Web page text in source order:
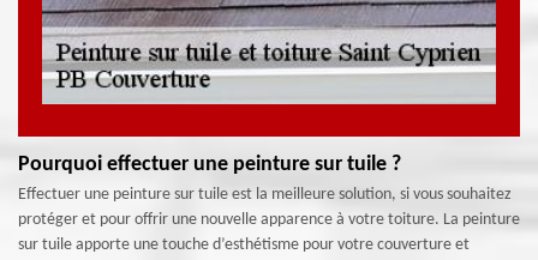
Pourquoi effectuer une peinture sur tuile ?
Effectuer une peinture sur tuile est la meilleure solution, si vous souhaitez
protéger et pour offrir une nouvelle apparence à votre toiture. La peinture
sur tuile apporte une touche d’esthétisme pour votre couverture et